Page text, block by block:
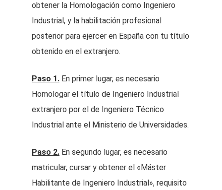
obtener la Homologación como Ingeniero
Industrial, y la habilitación profesional
posterior para ejercer en España con tu título
obtenido en el extranjero.
Paso 1. En primer lugar, es necesario
Homologar el título de Ingeniero Industrial
extranjero por el de Ingeniero Técnico
Industrial ante el Ministerio de Universidades.
Paso 2. En segundo lugar, es necesario
matricular, cursar y obtener el «Máster
Habilitante de Ingeniero Industrial», requisito